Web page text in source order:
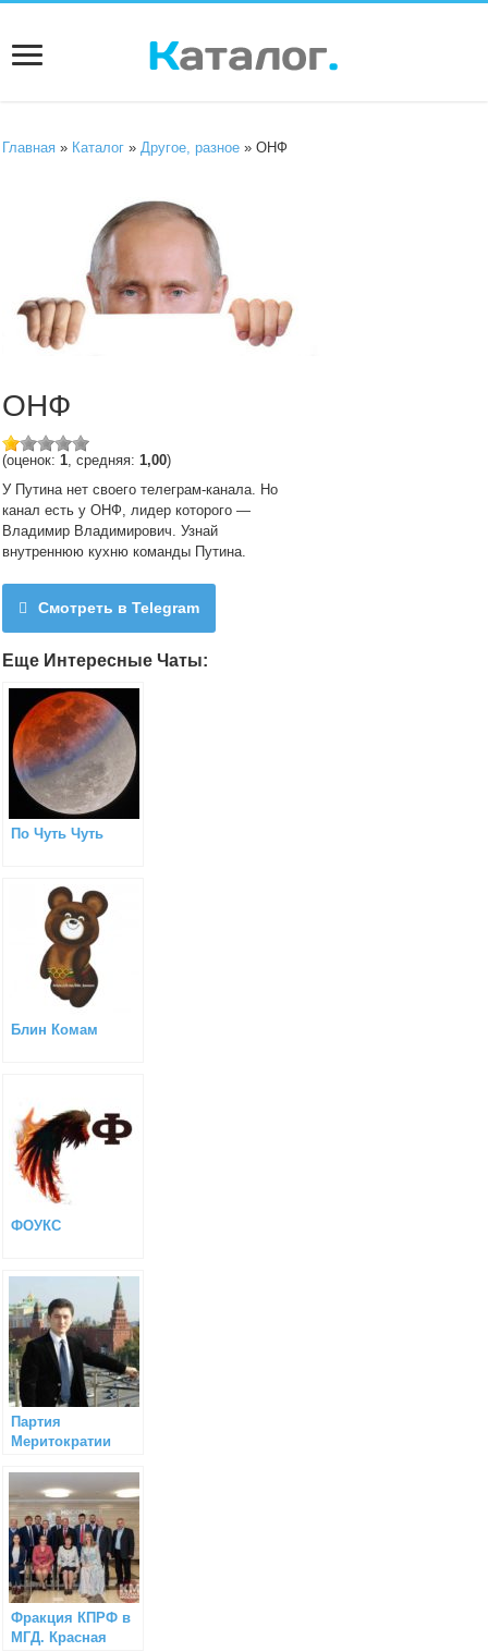
Главная » Каталог » Другое, разное » ОНФ
ОНФ
(оценок:1, средняя:1,00)
У Путина нет своего телеграм-канала. Но
канал есть у ОНФ, лидер которого —
Владимир Владимирович. Узнай
внутреннюю кухню команды Путина.
Смотреть в Telegram
Еще Интересные Чаты:
По Чуть Чуть
Блин Комам
ФОУКС
Партия
Меритократии
Фракция КПРФ в
МГД. Красная